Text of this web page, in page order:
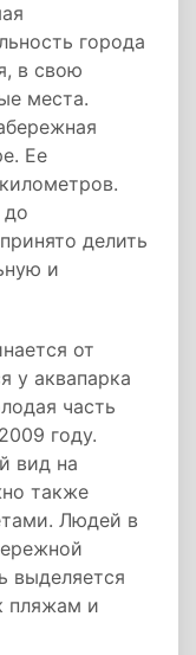
города
в свою
места.
Ее
до
делить
и
от
у аквапарка
часть
году.
вид на
также
Людей в
выделяется
пляжам и